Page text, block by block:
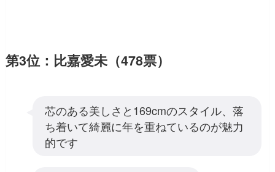
第3位：比嘉愛未（478票）
芯のある美しさと169cmのスタイル、落
ち着いて綺麗に年を重ねているのが魅力
的です